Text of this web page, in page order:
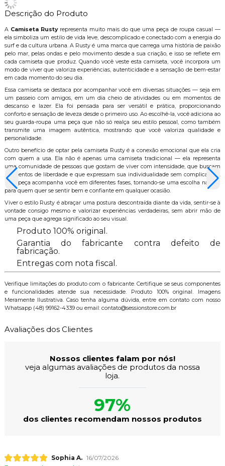
Descrição do Produto
A Camiseta Rustyrepresenta muito mais do que uma peça de roupa casual —
ela simboliza um estilo de vida leve, descomplicado e conectado com a energia do
surf e da cultura urbana. A Rusty é uma marca que carrega uma história de paixão
pelo mar, pelas ondas e pelo movimento desde a sua criação, e isso se reflete em
cada camiseta que produz. Quando você veste esta camiseta, você incorpora um
modo de viver que valoriza experiências, autenticidade e a sensação de bem-estar
em cada momento do seu dia.
Essa camiseta se destaca por acompanhar você em diversas situações — seja em
um passeio com amigos, em um dia cheio de atividades ou em momentos de
descanso e lazer. Ela foi pensada para ser versátil e prática, proporcionando
conforto e sensação de leveza desde o primeiro uso. Ao escolhê-la, você adiciona ao
seu guarda-roupa uma peça que não só realça seu estilo pessoal, como também
transmite uma imagem autêntica, mostrando que você valoriza qualidade e
personalidade.
Outro benefício de optar pela camiseta Rusty é a conexão emocional que ela cria
com quem a usa. Ela não é apenas uma camiseta tradicional — ela representa
uma comunidade de pessoas que gostam de viver com intensidade, que buscam
momentos de liberdade e que expressam sua individualidade sem complicações.
Essa peça acompanha você em diferentes fases, tornando-se uma escolha natural
para quem quer se sentir bem e confiante em qualquer ocasião.
Viver o estilo Rusty é abraçar uma postura descontraída diante da vida, sentir-se à
vontade consigo mesmo e valorizar experiências verdadeiras, sem abrir mão de
uma peça que agrega significado ao seu visual.
Produto 100% original.
Garantia do fabricante contra defeito de
fabricação.
Entregas com nota fiscal.
Verifique limitações do produto com o fabricante. Certifique se seus componentes
e funcionalidades atende sua necessidade. Produto 100% original. Imagens
Meramente Ilustrativa. Caso tenha alguma dúvida, entre em contato com nosso
Whatsapp (48) 99162-4339 ou email: contato@sessionstore.com.br
Avaliações dos Clientes
Nossos clientes falam por nós!
veja algumas avaliações de produtos da nossa
loja.
97%
dos clientes recomendam nossos produtos
Sophia A. 16/07/2026